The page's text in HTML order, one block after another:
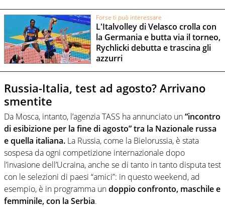
Forse ti può interessare
L'Italvolley di Velasco crolla con
la Germania e butta via il torneo,
Rychlicki debutta e trascina gli
azzurri
Russia-Italia, test ad agosto? Arrivano
smentite
Da Mosca, intanto, l’agenzia TASS ha annunciato un“incontro
di esibizione per la fine di agosto” tra la Nazionale russa
e quella italiana. La Russia, come la Bielorussia, è stata
sospesa da ogni competizione internazionale dopo
l’invasione dell’Ucraina, anche se di tanto in tanto disputa test
con le selezioni di paesi “amici”: in questo weekend, ad
esempio, è in programma undoppio confronto, maschile e
femminile, con la Serbia.